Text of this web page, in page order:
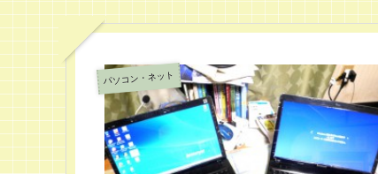
パソコン・ネット